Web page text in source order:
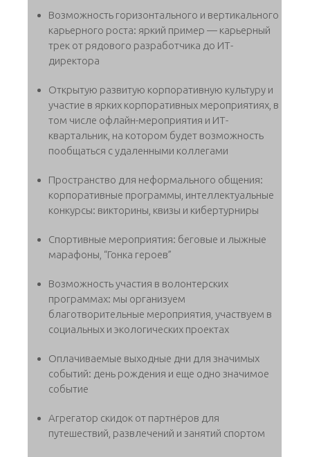
Возможность горизонтального и вертикального
карьерного роста: яркий пример — карьерный
трек от рядового разработчика до ИТ-
директора
Открытую развитую корпоративную культуру и
участие в ярких корпоративных мероприятиях, в
том числе офлайн-мероприятия и ИТ-
квартальник, на котором будет возможность
пообщаться с удаленными коллегами
Пространство для неформального общения:
корпоративные программы, интеллектуальные
конкурсы: викторины, квизы и кибертурниры
Спортивные мероприятия: беговые и лыжные
марафоны, “Гонка героев”
Возможность участия в волонтерских
программах: мы организуем
благотворительные мероприятия, участвуем в
социальных и экологических проектах
Оплачиваемые выходные дни для значимых
событий: день рождения и еще одно значимое
событие
Агрегатор скидок от партнёров для
путешествий, развлечений и занятий спортом